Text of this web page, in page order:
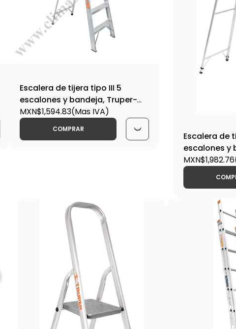
Escalera de tijera tipo III 5
escalones y bandeja, Truper-
EST-35 / 16743
MXN$1,594.83(Mas IVA)
COMPRAR
Escalera de
escalones y
EST-36 /
MXN$1,982.76